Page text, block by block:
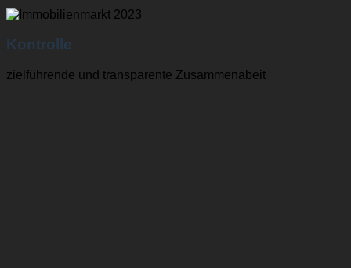
Kontrolle
zielführende und transparente Zusammenabeit